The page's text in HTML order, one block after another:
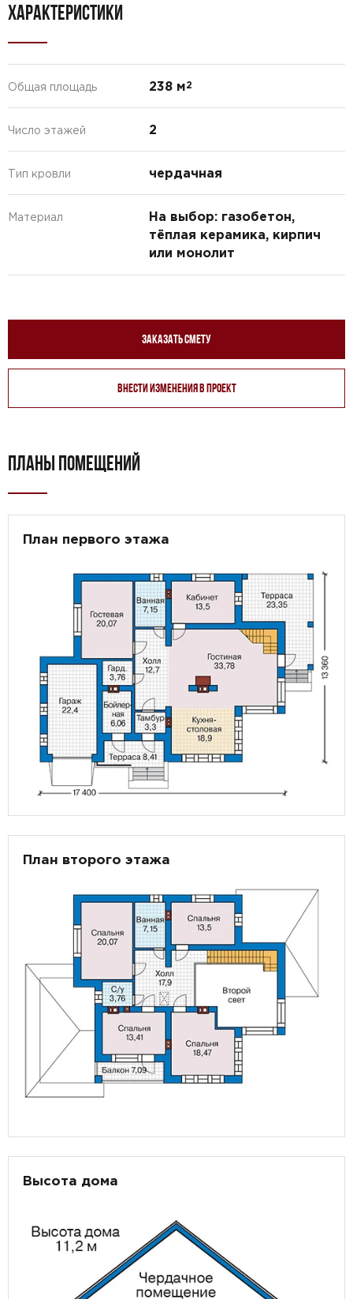
ХАРАКТЕРИСТИКИ
Общая площадь 238 м2
Число этажей 2
Тип кровли чердачная
Материал
На выбор: газобетон,
тёплая керамика, кирпич
или монолит
Заказать смету
Внести изменения в проект
ПЛАНЫ ПОМЕЩЕНИЙ
План первого этажа
План второго этажа
Высота дома